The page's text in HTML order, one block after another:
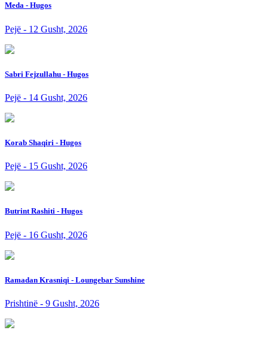
Meda - Hugos
Pejë - 12 Gusht, 2026
Sabri Fejzullahu - Hugos
Pejë - 14 Gusht, 2026
Korab Shaqiri - Hugos
Pejë - 15 Gusht, 2026
Butrint Rashiti - Hugos
Pejë - 16 Gusht, 2026
Ramadan Krasniqi - Loungebar Sunshine
Prishtinë - 9 Gusht, 2026